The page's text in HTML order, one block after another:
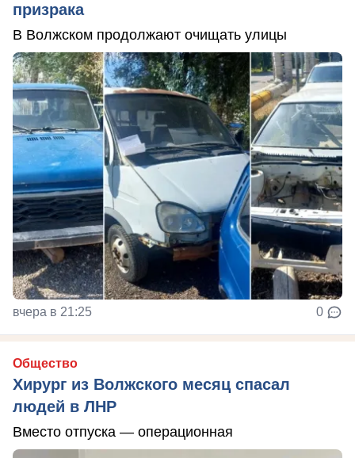
призрака
В Волжском продолжают очищать улицы
вчера в 21:25 0
Общество
Хирург из Волжского месяц спасал
людей в ЛНР
Вместо отпуска — операционная